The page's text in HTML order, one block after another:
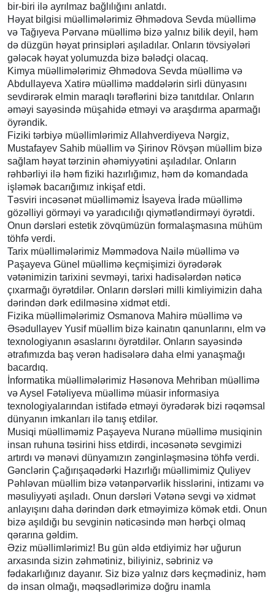
bir-biri ilə ayrılmaz bağlılığını anlatdı.
Həyat bilgisi müəllimələrimiz Əhmədova Sevda müəllimə
və Tağıyeva Pərvanə müəllimə bizə yalnız bilik deyil, həm
də düzgün həyat prinsipləri aşıladılar. Onların tövsiyələri
gələcək həyat yolumuzda bizə bələdçi olacaq.
Kimya müəllimələrimiz Əhmədova Sevda müəllimə və
Abdullayeva Xatirə müəllimə maddələrin sirli dünyasını
sevdirərək elmin maraqlı tərəflərini bizə tanıtdılar. Onların
əməyi sayəsində müşahidə etməyi və araşdırma aparmağı
öyrəndik.
Fiziki tərbiyə müəllimlərimiz Allahverdiyeva Nərgiz,
Mustafayev Sahib müəllim və Şirinov Rövşən müəllim bizə
sağlam həyat tərzinin əhəmiyyətini aşıladılar. Onların
rəhbərliyi ilə həm fiziki hazırlığımız, həm də komandada
işləmək bacarığımız inkişaf etdi.
Təsviri incəsənət müəlliməmiz İsayeva İradə müəllimə
gözəlliyi görməyi və yaradıcılığı qiymətləndirməyi öyrətdi.
Onun dərsləri estetik zövqümüzün formalaşmasına mühüm
töhfə verdi.
Tarix müəllimələrimiz Məmmədova Nailə müəllimə və
Paşayeva Günel müəllimə keçmişimizi öyrədərək
vətənimizin tarixini sevməyi, tarixi hadisələrdən nəticə
çıxarmağı öyrətdilər. Onların dərsləri milli kimliyimizin daha
dərindən dərk edilməsinə xidmət etdi.
Fizika müəllimələrimiz Osmanova Mahirə müəllimə və
Əsədullayev Yusif müəllim bizə kainatın qanunlarını, elm və
texnologiyanın əsaslarını öyrətdilər. Onların sayəsində
ətrafımızda baş verən hadisələrə daha elmi yanaşmağı
bacardıq.
İnformatika müəllimələrimiz Həsənova Mehriban müəllimə
və Aysel Fətəliyeva müəllimə müasir informasiya
texnologiyalarından istifadə etməyi öyrədərək bizi rəqəmsal
dünyanın imkanları ilə tanış etdilər.
Musiqi müəlliməmiz Paşayeva Nuranə müəllimə musiqinin
insan ruhuna təsirini hiss etdirdi, incəsənətə sevgimizi
artırdı və mənəvi dünyamızın zənginləşməsinə töhfə verdi.
Gənclərin Çağırışaqədərki Hazırlığı müəllimimiz Quliyev
Pəhləvan müəllim bizə vətənpərvərlik hisslərini, intizamı və
məsuliyyəti aşıladı. Onun dərsləri Vətənə sevgi və xidmət
anlayışını daha dərindən dərk etməyimizə kömək etdi. Onun
bizə aşıldığı bu sevginin nəticəsində mən hərbçi olmaq
qərarına gəldim.
Əziz müəllimlərimiz! Bu gün əldə etdiyimiz hər uğurun
arxasında sizin zəhmətiniz, biliyiniz, səbriniz və
fədakarlığınız dayanır. Siz bizə yalnız dərs keçmədiniz, həm
də insan olmağı, məqsədlərimizə doğru inamla